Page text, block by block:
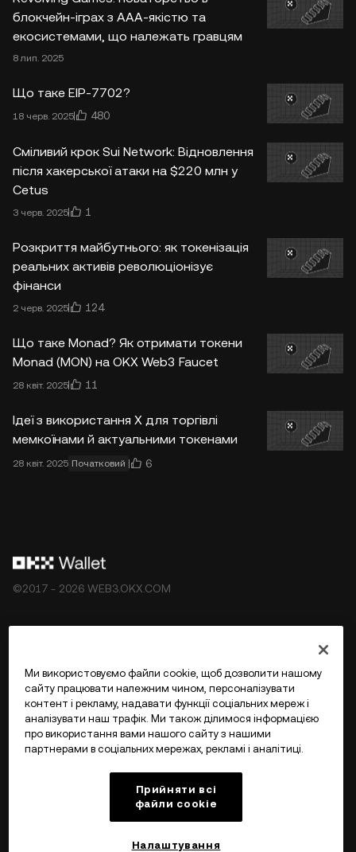
блокчейн-іграх з AAA-якістю та
екосистемами, що належать гравцям
8 лип. 2025
Що таке EIP-7702?
18 черв. 2025 480
Сміливий крок Sui Network: Відновлення
після хакерської атаки на $220 млн у
Cetus
3 черв. 2025 1
Розкриття майбутнього: як токенізація
реальних активів революціонізує
фінанси
2 черв. 2025 124
Що таке Monad? Як отримати токени
Monad (MON) на OKX Web3 Faucet
28 квіт. 2025 11
Ідеї з використання X для торгівлі
мемкоїнами й актуальними токенами
28 квіт. 2025 Початковий 6
©2017 - 2026 WEB3.OKX.COM
Більше про OKX Web3
Ми використовуємо файли cookie, щоб дозволити нашому
сайту працювати належним чином, персоналізувати
контент і рекламу, надавати функції соціальних мереж і
аналізувати наш трафік. Ми також ділимося інформацією
про використання вами нашого сайту з нашими
партнерами в соціальних мережах, рекламі і аналітиці.
Прийняти всі
файли сookie
Налаштування